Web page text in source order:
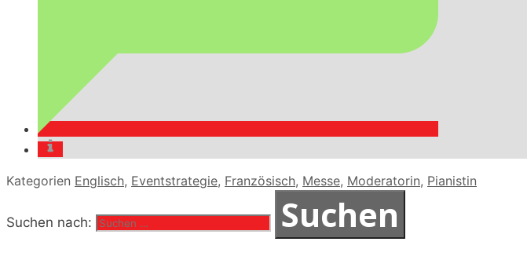
Kategorien Englisch, Eventstrategie, Französisch, Messe, Moderatorin, Pianistin
Suchen nach: